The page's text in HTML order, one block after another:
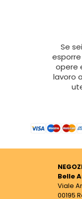
Se
opere
lavoro
Belle
Viale
00195